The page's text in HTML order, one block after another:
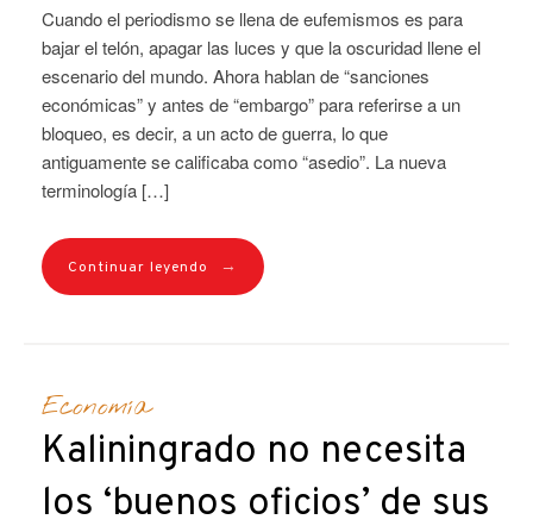
Cuando el periodismo se llena de eufemismos es para
bajar el telón, apagar las luces y que la oscuridad llene el
escenario del mundo. Ahora hablan de “sanciones
económicas” y antes de “embargo” para referirse a un
bloqueo, es decir, a un acto de guerra, lo que
antiguamente se calificaba como “asedio”. La nueva
terminología […]
Continuar leyendo →
Economía
Kaliningrado no necesita
los ‘buenos oficios’ de sus